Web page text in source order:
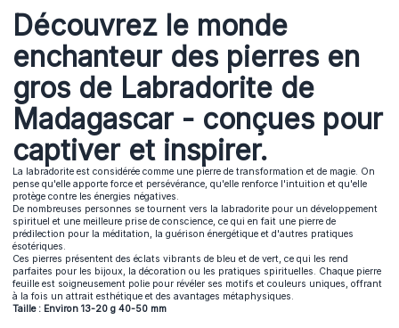
Découvrez le monde
enchanteur des pierres en
gros de Labradorite de
Madagascar - conçues pour
captiver et inspirer.
La labradorite est considérée comme une pierre de transformation et de magie. On
pense qu'elle apporte force et persévérance, qu'elle renforce l'intuition et qu'elle
protège contre les énergies négatives.
De nombreuses personnes se tournent vers la labradorite pour un développement
spirituel et une meilleure prise de conscience, ce qui en fait une pierre de
prédilection pour la méditation, la guérison énergétique et d'autres pratiques
ésotériques.
Ces pierres présentent des éclats vibrants de bleu et de vert, ce qui les rend
parfaites pour les bijoux, la décoration ou les pratiques spirituelles. Chaque pierre
feuille est soigneusement polie pour révéler ses motifs et couleurs uniques, offrant
à la fois un attrait esthétique et des avantages métaphysiques.
Taille : Environ 13-20 g 40-50 mm